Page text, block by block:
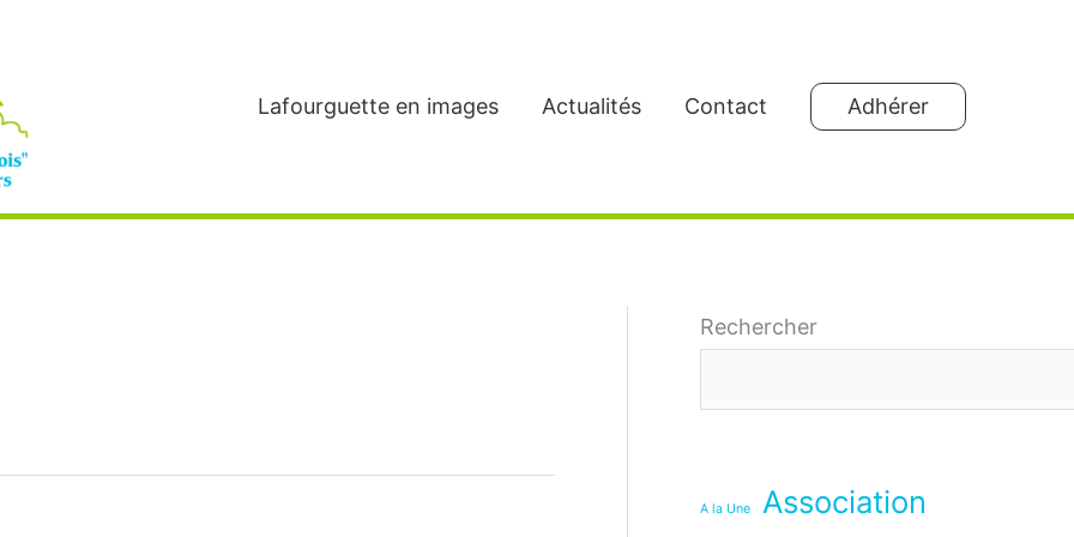
Lafourguette en images
Actualités Contact Adhérer
Rechercher
A la Une
Association